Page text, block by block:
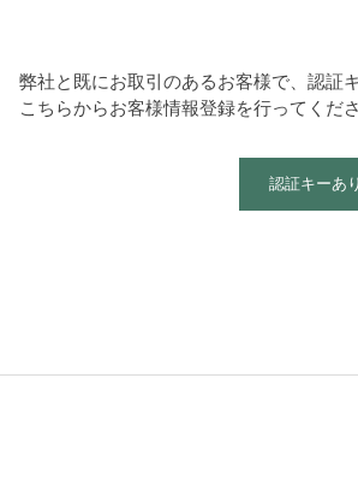
弊社と既にお取引のあるお客様で、認証
こちらからお客様情報登録を行ってくださ
認証キーあ